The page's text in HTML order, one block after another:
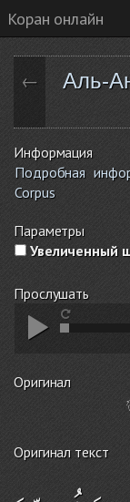
Коран онлайн
← Аль-
Информация
Подробная
Corpus
Параметры
Увеличенный
Прослушать
Оригинал
Оригинал текст